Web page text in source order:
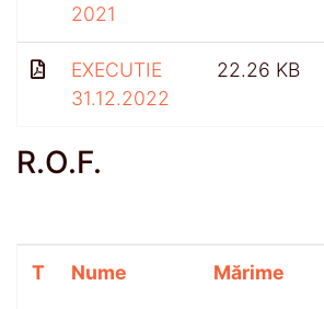
2021
EXECUTIE
31.12.2022
22.26 KB
R.O.F.
T Nume Mărime